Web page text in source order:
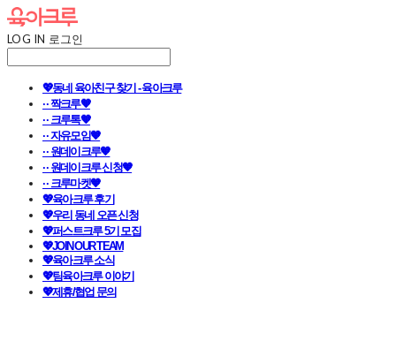
LOG IN 로그인
💖동네 육아친구 찾기 - 육아크루
· · 짝크루🧡
· · 크루톡🧡
· · 자유모임🧡
· · 원데이크루🧡
· · 원데이크루 신청🧡
· · 크루마켓🧡
💖육아크루 후기
💖우리 동네 오픈 신청
💖퍼스트크루 5기 모집
💖JOIN OUR TEAM
💖육아크루 소식
💖팀육아크루 이야기
💖제휴/협업 문의